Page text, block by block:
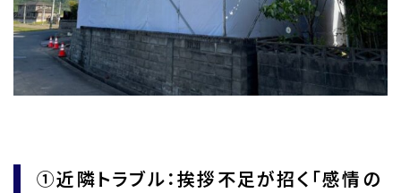
①近隣トラブル：挨拶不足が招く「感情の